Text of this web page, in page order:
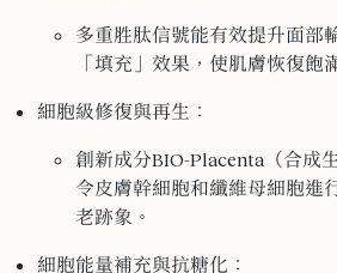
多重胜肽信號能有效提升面部
「填充」效果，使肌膚恢復飽
細胞級修復與再生：
創新成分BIO-Placenta（合成
令皮膚幹細胞和纖維母細胞進
老跡象。
細胞能量補充與抗糖化：